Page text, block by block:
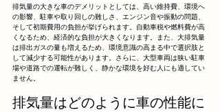
排気量の大きな車のデメリットとしては、高い維持費、環境へ
の影響、駐車や取り回しの難しさ、エンジン音や振動の問題、
そして初期費用の負担が挙げられます。自動車税や燃料費が高
くなるため、経済的な負担が大きくなります。また、大排気量
は排出ガスの量も増えるため、環境意識の高まる中で選択肢と
して減少する可能性があります。さらに、大型車両は狭い駐車
場や道路での運転が難しく、静かな環境を好む人にも適してい
ません。
排気量はどのように車の性能に